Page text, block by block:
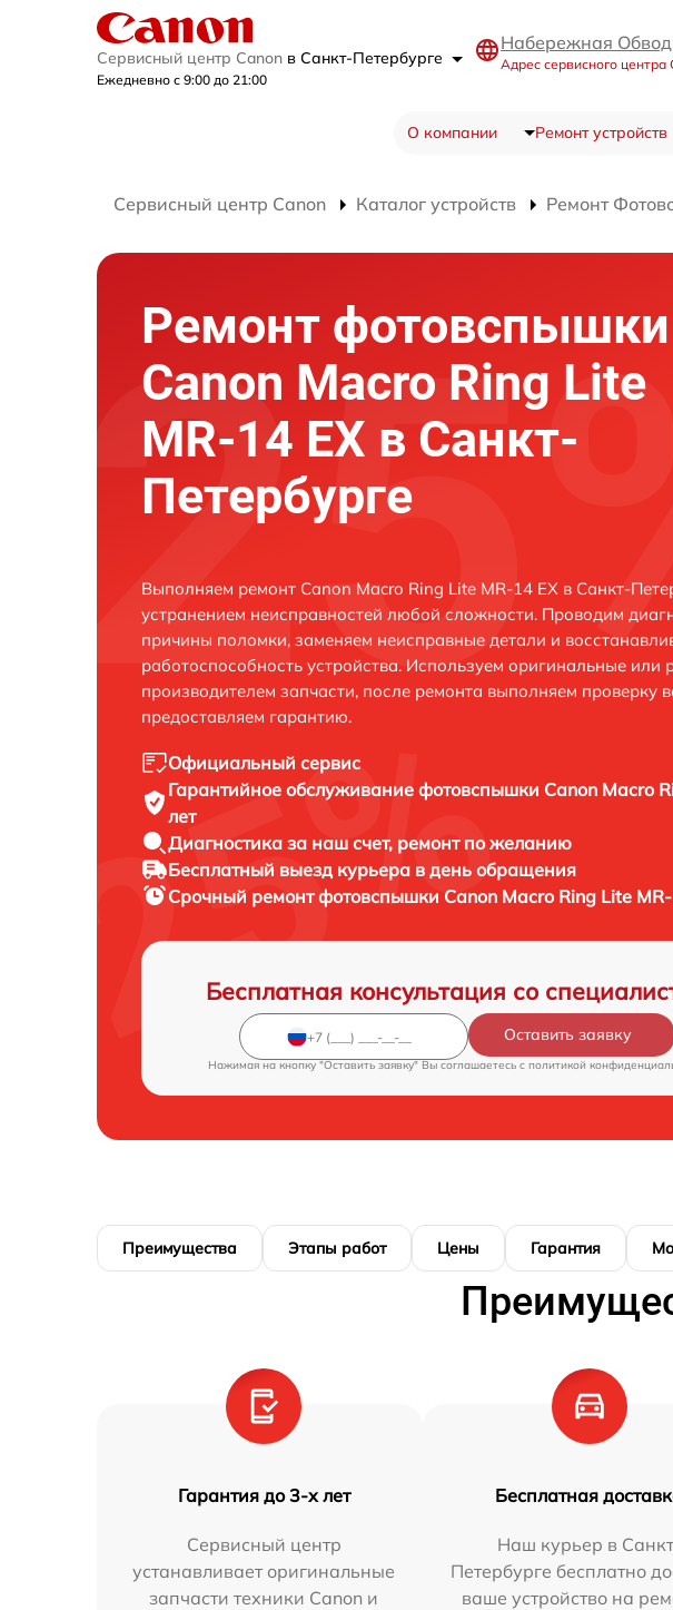
Сервисный центр Canon в Санкт-Петербурге
Ежедневно с 9:00 до 21:00
Набережная
Адрес сервисного центра
О компании Ремонт устройств
Сервисный центр Canon Каталог устройств Ремонт
Ремонт фотовспышки
Canon Macro Ring Lite
MR-14 EX в Санкт-
Петербурге
Выполняем ремонт Canon Macro Ring Lite MR-14 EX в Санкт-
устранением неисправностей любой сложности. Проводим
причины поломки, заменяем неисправные детали и
работоспособность устройства. Используем оригинальные или
производителем запчасти, после ремонта выполняем проверку
предоставляем гарантию.
Официальный сервис
Гарантийное обслуживание фотовспышки Canon Macro
лет
Диагностика за наш счет, ремонт по желанию
Бесплатный выезд курьера в день обращения
Срочный ремонтфотовспышки Canon Macro Ring Lite
Бесплатная консультация со
Оставить заявку
Нажимая на кнопку "Оставить заявку" Вы соглашаетесь c политикой
Преимущества Этапы работ Цены Гарантия
Гарантия до 3-х лет
Сервисный центр
устанавливает оригинальные
запчасти техники Canon и
Бесплатная
Наш курьер в
Петербурге бесплатно
ваше устройство на